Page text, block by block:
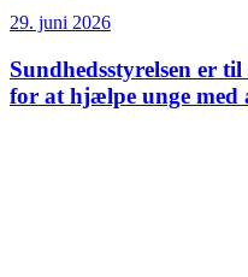
29. juni 2026
Sundhedsstyrelsen er
for at hjælpe unge med